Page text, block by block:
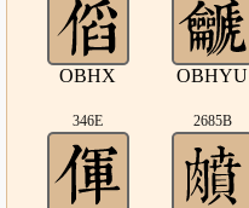
OBHX OBHYU
346E 2685B